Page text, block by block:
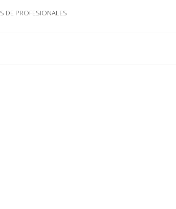
DE PROFESIONALES